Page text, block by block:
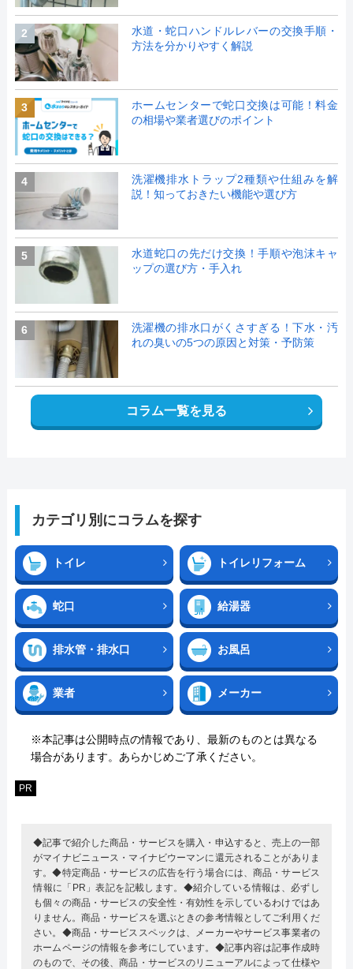
2
水道・蛇口ハンドルレバーの交換手順・
方法を分かりやすく解説
3
ホームセンターで蛇口交換は可能！料金
の相場や業者選びのポイント
4
洗濯機排水トラップ2種類や仕組みを解
説！知っておきたい機能や選び方
5
水道蛇口の先だけ交換！手順や泡沫キャ
ップの選び方・手入れ
6
洗濯機の排水口がくさすぎる！下水・汚
れの臭いの5つの原因と対策・予防策
コラム一覧を見る
カテゴリ別にコラムを探す
トイレ トイレリフォーム
蛇口 給湯器
排水管・排水口 お風呂
業者 メーカー
※本記事は公開時点の情報であり、最新のものとは異なる
場合があります。あらかじめご了承ください。
PR
◆記事で紹介した商品・サービスを購入・申込すると、売上の一部
がマイナビニュース・マイナビウーマンに還元されることがありま
す。◆特定商品・サービスの広告を行う場合には、商品・サービス
情報に「PR」表記を記載します。◆紹介している情報は、必ずし
も個々の商品・サービスの安全性・有効性を示しているわけではあ
りません。商品・サービスを選ぶときの参考情報としてご利用くだ
さい。◆商品・サービススペックは、メーカーやサービス事業者の
ホームページの情報を参考にしています。◆記事内容は記事作成時
のもので、その後、商品・サービスのリニューアルによって仕様や